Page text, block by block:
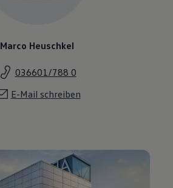
Marco Heuschkel
036601/788 0
E-Mail schreiben